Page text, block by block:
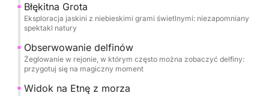
nagradzana bliskimi spotkaniami z tymi
fascynującymi zwierzętami. Po południu udamy się z
powrotem na północ wzdłuż majestatycznego
wulkanu Etna, z możliwością zatrzymania się na
chwilę w Castello di Sant’Alessio (z dopłatą za
paliwo), jednym z najbardziej sugestywnych
Błękitna Grota
Eksploracja jaskini z niebieskimi grami świetlnymi: niezapomniany
spektakl natury
Obserwowanie delfinów
Żeglowanie w rejonie, w którym często można zobaczyć delfiny:
przygotuj się na magiczny moment
Widok na Etnę z morza